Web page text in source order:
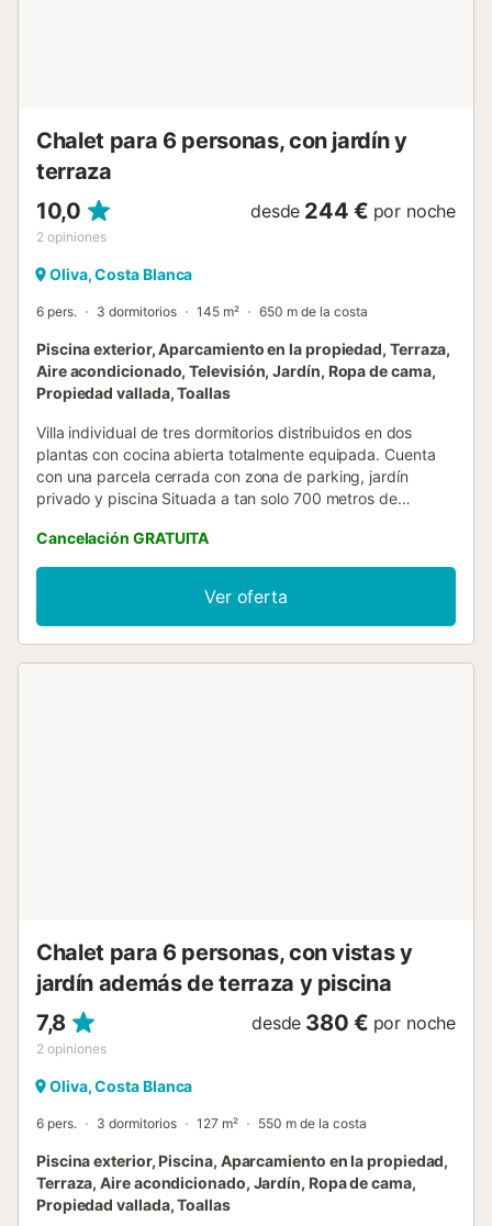
Chalet para 6 personas, con jardín y
terraza
10,0
2 opiniones
desde 244 € por noche
Oliva, Costa Blanca
6 pers. 3 dormitorios 145 m² 650 m de la costa
Piscina exterior, Aparcamiento en la propiedad, Terraza,
Aire acondicionado, Televisión, Jardín, Ropa de cama,
Propiedad vallada, Toallas
Villa individual de tres dormitorios distribuidos en dos
plantas con cocina abierta totalmente equipada. Cuenta
con una parcela cerrada con zona de parking, jardín
privado y piscina Situada a tan solo 700 metros de
metros del Centro Ecuestre Oliva Nova. Situado en un
lujoso resort, nuestro alojamiento se encuentra a poca
distancia del reconocido centro ecuestre, rodeado de
excelentes opciones gastronómicas y con fácil acceso a
pistas de paddle, todo ello en las cercanías del mar....
Cancelación GRATUITA
Ver oferta
Chalet para 6 personas, con vistas y
jardín además de terraza y piscina
7,8
2 opiniones
desde 380 € por noche
Oliva, Costa Blanca
6 pers. 3 dormitorios 127 m² 550 m de la costa
Piscina exterior, Piscina, Aparcamiento en la propiedad,
Terraza, Aire acondicionado, Jardín, Ropa de cama,
Propiedad vallada, Toallas